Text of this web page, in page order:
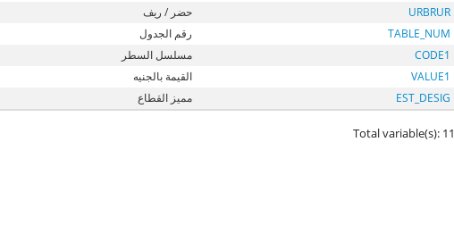
URBRUR
حضر / ريف
TABLE_NUM
رقم الجدول
CODE1
مسلسل السطر
VALUE1
القيمة بالجنيه
EST_DESIG
مميز القطاع
Total variable(s): 11